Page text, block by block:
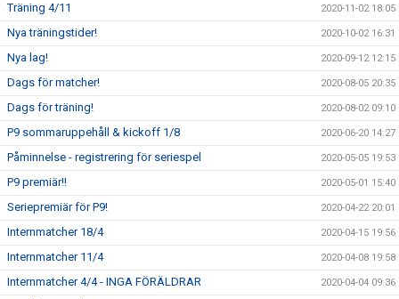
Träning 4/11 2020-11-02 18:05
Nya träningstider! 2020-10-02 16:31
Nya lag! 2020-09-12 12:15
Dags för matcher! 2020-08-05 20:35
Dags för träning! 2020-08-02 09:10
P9 sommaruppehåll & kickoff 1/8 2020-06-20 14:27
Påminnelse - registrering för seriespel 2020-05-05 19:53
P9 premiär!! 2020-05-01 15:40
Seriepremiär för P9! 2020-04-22 20:01
Internmatcher 18/4 2020-04-15 19:56
Internmatcher 11/4 2020-04-08 19:58
Internmatcher 4/4 - INGA FÖRÄLDRAR 2020-04-04 09:36